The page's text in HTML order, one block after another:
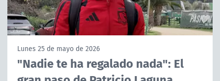
TELESERIES
ACTUALIDAD Y TENDENCIAS
Lunes 25 de mayo de 2026
"Nadie te ha regalado nada": El